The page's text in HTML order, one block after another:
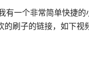
有一个非常简单快捷的
的刷子的链接，如下视